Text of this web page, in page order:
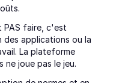
PAS faire, c'est
des applications ou la
La plateforme
ne joue pas le jeu.